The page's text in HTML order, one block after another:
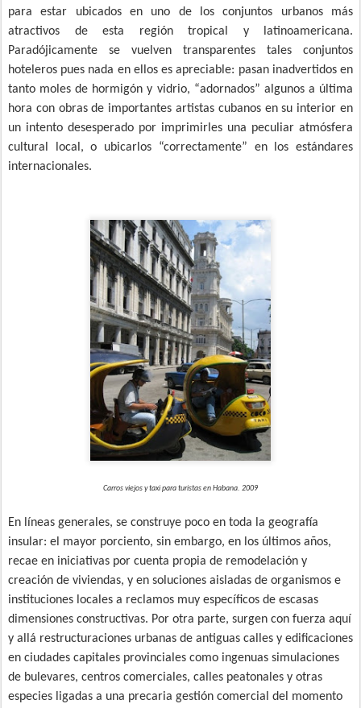
para estar ubicados en uno de los conjuntos urbanos más
atractivos de esta región tropical y latinoamericana.
Paradójicamente se vuelven transparentes tales conjuntos
hoteleros pues nada en ellos es apreciable: pasan inadvertidos en
tanto moles de hormigón y vidrio, “adornados” algunos a última
hora con obras de importantes artistas cubanos en su interior en
un intento desesperado por imprimirles una peculiar atmósfera
cultural local, o ubicarlos “correctamente” en los estándares
internacionales.
Carros viejos y taxi para turistas en Habana. 2009
En líneas generales, se construye poco en toda la geografía
insular: el mayor porciento, sin embargo, en los últimos años,
recae en iniciativas por cuenta propia de remodelación y
creación de viviendas, y en soluciones aisladas de organismos e
instituciones locales a reclamos muy específicos de escasas
dimensiones constructivas. Por otra parte, surgen con fuerza aquí
y allá restructuraciones urbanas de antiguas calles y edificaciones
en ciudades capitales provinciales como ingenuas simulaciones
de bulevares, centros comerciales, calles peatonales y otras
especies ligadas a una precaria gestión comercial del momento